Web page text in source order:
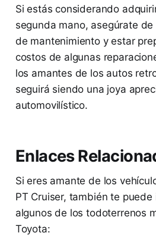
Si estás considerando
segunda mano, asegúrate
de mantenimiento y estar
costos de algunas
los amantes de los autos
seguirá siendo una joya
automovilístico.
Enlaces
Si eres amante de los
PT Cruiser, también te
algunos de los todoterrenos
Toyota: